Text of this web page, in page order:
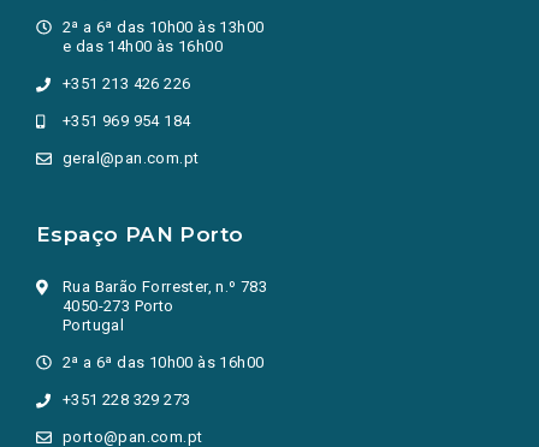
2ª a 6ª das 10h00 às 13h00
e das 14h00 às 16h00
+351 213 426 226
+351 969 954 184
geral@pan.com.pt
Espaço PAN Porto
Rua Barão Forrester, n.º 783
4050-273 Porto
Portugal
2ª a 6ª das 10h00 às 16h00
+351 228 329 273
porto@pan.com.pt